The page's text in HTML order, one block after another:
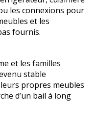
les connexions pour
et les
fournis.
et les familles
stable
propres meubles
d’un bail à long